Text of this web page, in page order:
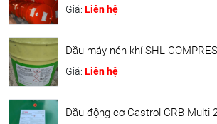
Giá: Liên hệ
Dầu máy nén khí SHL
Giá: Liên hệ
Dầu động cơ Castrol CRB Multi